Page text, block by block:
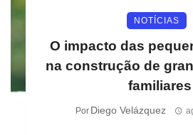
NOTÍCIAS
O impacto das
na construção de
familiares
Por Diego Velázquez